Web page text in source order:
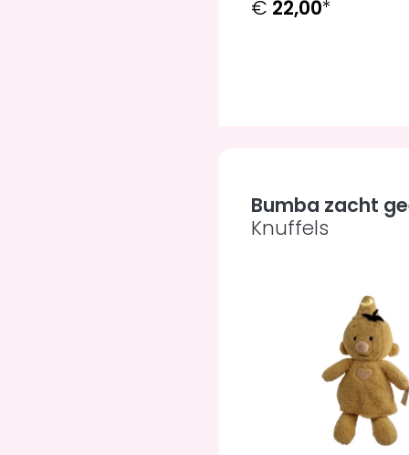
€ 22,00*
Bumba zacht
Knuffels